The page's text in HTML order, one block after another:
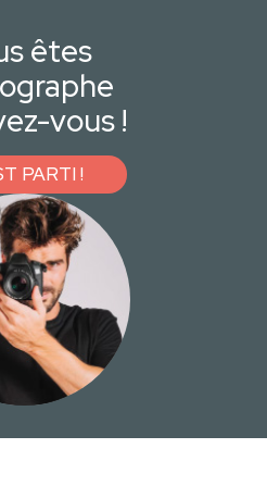
êtes
vous !
PARTI !